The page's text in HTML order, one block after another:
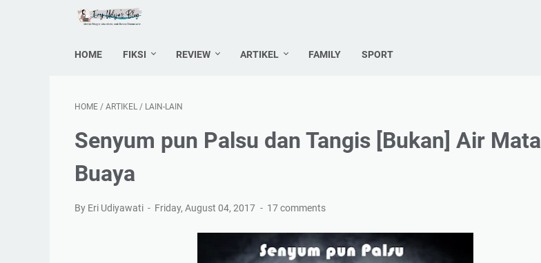
HOME FIKSI REVIEW ARTIKEL FAMILY SPORT
HOME / ARTIKEL / LAIN-LAIN
Senyum pun Palsu dan Tangis [Bukan] Air Mata
Buaya
By Eri Udiyawati Friday, August 04, 2017 17 comments